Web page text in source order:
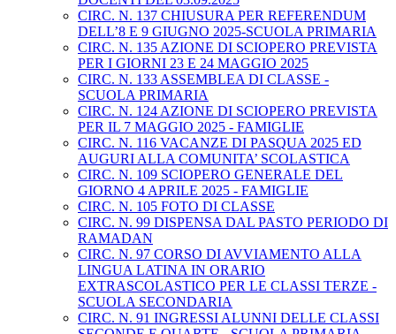
CIRC. N. 137 CHIUSURA PER REFERENDUM
DELL’8 E 9 GIUGNO 2025-SCUOLA PRIMARIA
CIRC. N. 135 AZIONE DI SCIOPERO PREVISTA
PER I GIORNI 23 E 24 MAGGIO 2025
CIRC. N. 133 ASSEMBLEA DI CLASSE -
SCUOLA PRIMARIA
CIRC. N. 124 AZIONE DI SCIOPERO PREVISTA
PER IL 7 MAGGIO 2025 - FAMIGLIE
CIRC. N. 116 VACANZE DI PASQUA 2025 ED
AUGURI ALLA COMUNITA’ SCOLASTICA
CIRC. N. 109 SCIOPERO GENERALE DEL
GIORNO 4 APRILE 2025 - FAMIGLIE
CIRC. N. 105 FOTO DI CLASSE
CIRC. N. 99 DISPENSA DAL PASTO PERIODO DI
RAMADAN
CIRC. N. 97 CORSO DI AVVIAMENTO ALLA
LINGUA LATINA IN ORARIO
EXTRASCOLASTICO PER LE CLASSI TERZE -
SCUOLA SECONDARIA
CIRC. N. 91 INGRESSI ALUNNI DELLE CLASSI